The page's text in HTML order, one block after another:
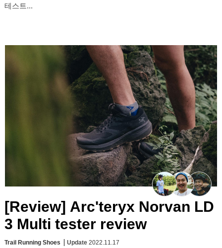
테스트...
[Review] Arc'teryx Norvan LD
3 Multi tester review
Trail Running Shoes Update 2022.11.17